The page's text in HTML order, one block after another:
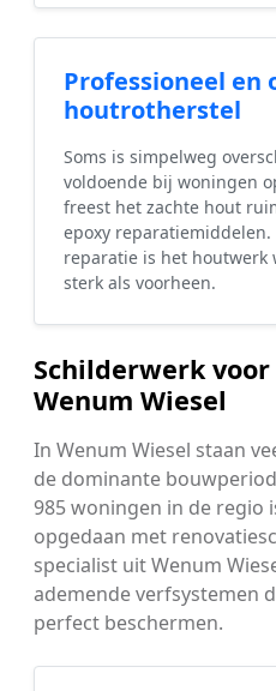
Professioneel en
houtrotherstel
Soms is simpelweg
voldoende bij woningen
freest het zachte hout
epoxy
reparatie is het houtwerk
sterk als voorheen.
Schilderwerk
Wenum Wiesel
In Wenum Wiesel staan
de dominante
985 woningen in de regio
opgedaan met
specialist uit Wenum
ademende verfsystemen
perfect beschermen.